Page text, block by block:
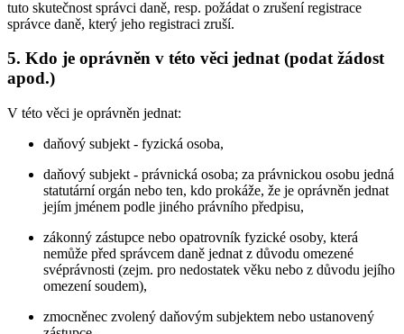
tuto skutečnost správci daně, resp. požádat o zrušení registrace
správce daně, který jeho registraci zruší.
5. Kdo je oprávněn v této věci jednat (podat žádost
apod.)
V této věci je oprávněn jednat:
daňový subjekt - fyzická osoba,
daňový subjekt - právnická osoba; za právnickou osobu jedná
statutární orgán nebo ten, kdo prokáže, že je oprávněn jednat
jejím jménem podle jiného právního předpisu,
zákonný zástupce nebo opatrovník fyzické osoby, která
nemůže před správcem daně jednat z důvodu omezené
svéprávnosti (zejm. pro nedostatek věku nebo z důvodu jejího
omezení soudem),
zmocněnec zvolený daňovým subjektem nebo ustanovený